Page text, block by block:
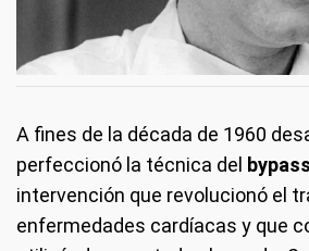
A fines de la década de 1960
perfeccionó la técnica del
intervención que revolucionó el
enfermedades cardíacas y que